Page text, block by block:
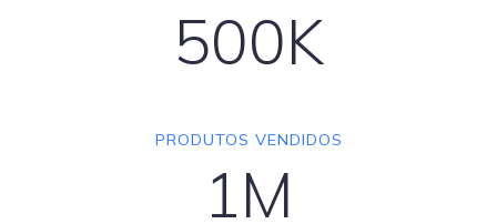
500K
PRODUTOS VENDIDOS
1M